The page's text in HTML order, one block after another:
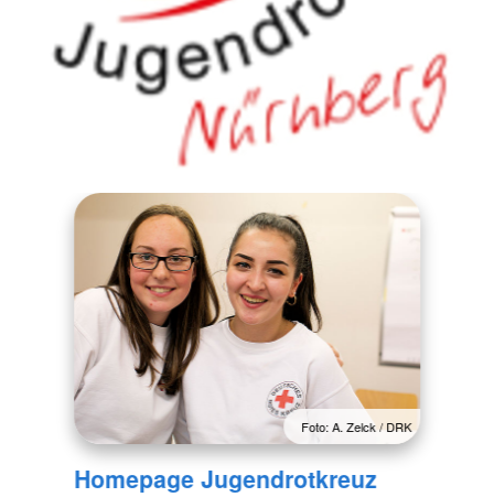
Foto: A. Zelck / DRK
Homepage Jugendrotkreuz